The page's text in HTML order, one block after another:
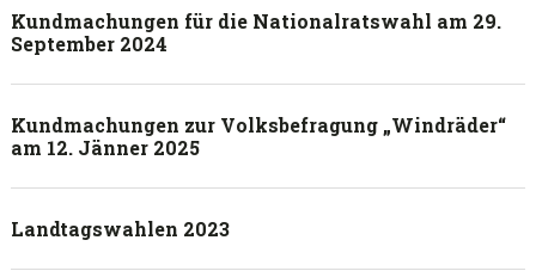
Kundmachungen für die Nationalratswahl am 29.
September 2024
Kundmachungen zur Volksbefragung „Windräder“
am 12. Jänner 2025
Landtagswahlen 2023